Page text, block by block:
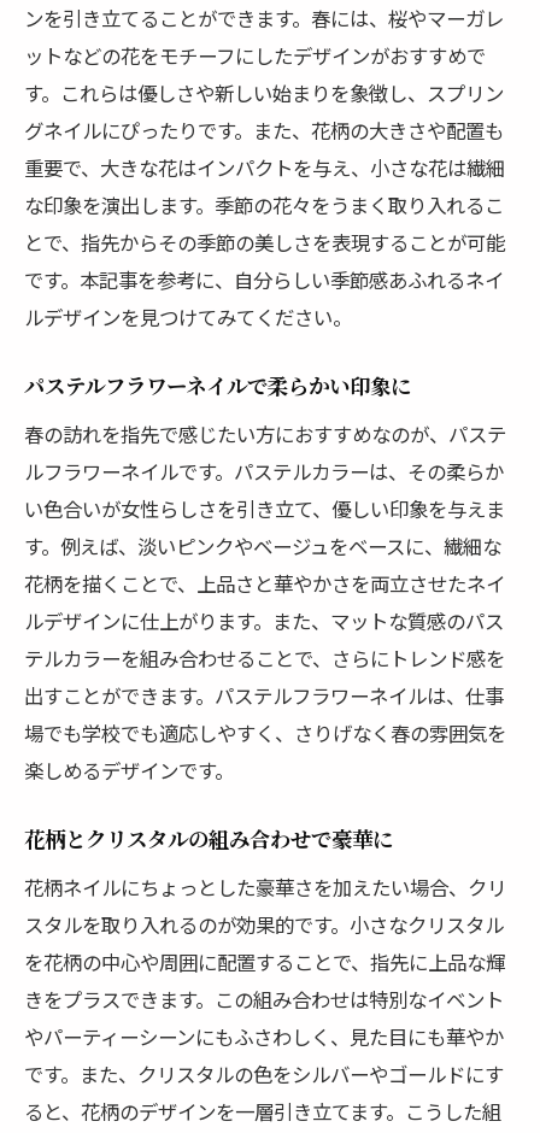
ンを引き立てることができます。春には、桜やマーガレ
ットなどの花をモチーフにしたデザインがおすすめで
す。これらは優しさや新しい始まりを象徴し、スプリン
グネイルにぴったりです。また、花柄の大きさや配置も
重要で、大きな花はインパクトを与え、小さな花は繊細
な印象を演出します。季節の花々をうまく取り入れるこ
とで、指先からその季節の美しさを表現することが可能
です。本記事を参考に、自分らしい季節感あふれるネイ
ルデザインを見つけてみてください。
パステルフラワーネイルで柔らかい印象に
春の訪れを指先で感じたい方におすすめなのが、パステ
ルフラワーネイルです。パステルカラーは、その柔らか
い色合いが女性らしさを引き立て、優しい印象を与えま
す。例えば、淡いピンクやベージュをベースに、繊細な
花柄を描くことで、上品さと華やかさを両立させたネイ
ルデザインに仕上がります。また、マットな質感のパス
テルカラーを組み合わせることで、さらにトレンド感を
出すことができます。パステルフラワーネイルは、仕事
場でも学校でも適応しやすく、さりげなく春の雰囲気を
楽しめるデザインです。
花柄とクリスタルの組み合わせで豪華に
花柄ネイルにちょっとした豪華さを加えたい場合、クリ
スタルを取り入れるのが効果的です。小さなクリスタル
を花柄の中心や周囲に配置することで、指先に上品な輝
きをプラスできます。この組み合わせは特別なイベント
やパーティーシーンにもふさわしく、見た目にも華やか
です。また、クリスタルの色をシルバーやゴールドにす
ると、花柄のデザインを一層引き立てます。こうした組